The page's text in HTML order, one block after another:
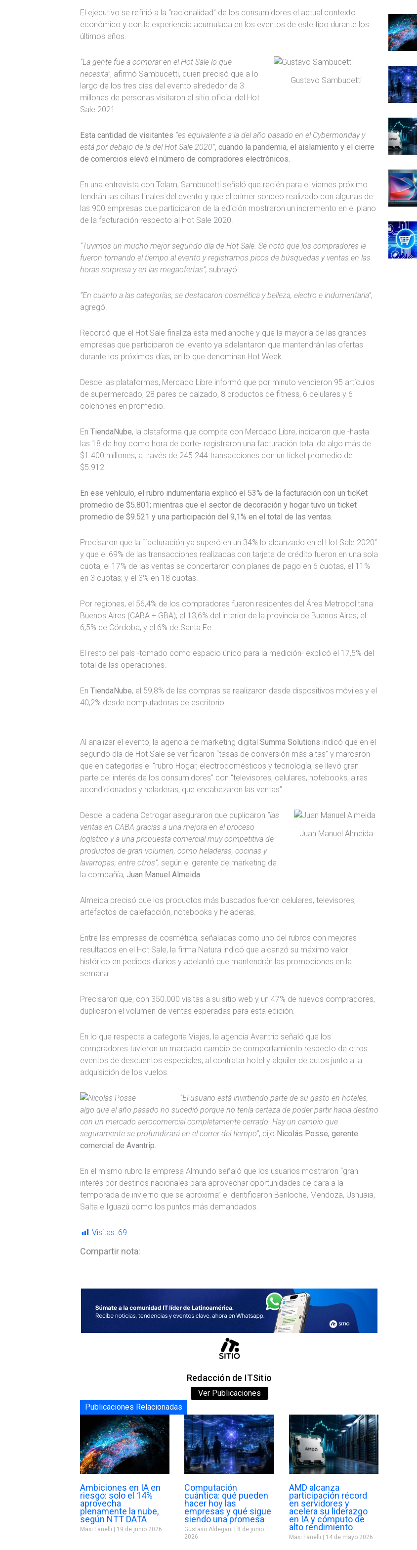
El ejecutivo se refirió a la “racionalidad” de los consumidores el actual contexto
económico y con la experiencia acumulada en los eventos de este tipo durante los
últimos años.
Gustavo Sambucetti
“La gente fue a comprar en el Hot Sale lo que
necesita”, afirmó Sambucetti, quien precisó que a lo
largo de los tres días del evento alrededor de 3
millones de personas visitaron el sitio oficial del Hot
Sale 2021.
Esta cantidad de visitantes “es equivalente a la del año pasado en el Cybermonday y
está por debajo de la del Hot Sale 2020”, cuando la pandemia, el aislamiento y el cierre
de comercios elevó el número de compradores electrónicos.
En una entrevista con Telam, Sambucetti señaló que recién para el viernes próximo
tendrán las cifras finales del evento y que el primer sondeo realizado con algunas de
las 900 empresas que participaron de la edición mostraron un incremento en el plano
de la facturación respecto al Hot Sale 2020.
“Tuvimos un mucho mejor segundo día de Hot Sale. Se notó que los compradores le
fueron tomando el tiempo al evento y registramos picos de búsquedas y ventas en las
horas sorpresa y en las megaofertas”, subrayó.
“En cuanto a las categorías, se destacaron cosmética y belleza, electro e indumentaria”,
agregó.
Recordó que el Hot Sale finaliza esta medianoche y que la mayoría de las grandes
empresas que participaron del evento ya adelantaron que mantendrán las ofertas
durante los próximos días, en lo que denominan Hot Week.
Desde las plataformas, Mercado Libre informó que por minuto vendieron 95 artículos
de supermercado, 28 pares de calzado, 8 productos de fitness, 6 celulares y 6
colchones en promedio.
En TiendaNube, la plataforma que compite con Mercado Libre, indicaron que -hasta
las 18 de hoy como hora de corte- registraron una facturación total de algo más de
$1.400 millones, a través de 245.244 transacciones con un ticket promedio de
$5.912.
En ese vehículo, el rubro indumentaria explicó el 53% de la facturación con un ticKet
promedio de $5.801; mientras que el sector de decoración y hogar tuvo un ticket
promedio de $9.521 y una participación del 9,1% en el total de las ventas.
Precisaron que la “facturación ya superó en un 34% lo alcanzado en el Hot Sale 2020”
y que el 69% de las transacciones realizadas con tarjeta de crédito fueron en una sola
cuota, el 17% de las ventas se concertaron con planes de pago en 6 cuotas, el 11%
en 3 cuotas; y el 3% en 18 cuotas.
Por regiones, el 56,4% de los compradores fueron residentes del Área Metropolitana
Buenos Aires (CABA + GBA); el 13,6% del interior de la provincia de Buenos Aires; el
6,5% de Córdoba; y el 6% de Santa Fe.
El resto del país -tomado como espacio único para la medición- explicó el 17,5% del
total de las operaciones.
En TiendaNube, el 59,8% de las compras se realizaron desde dispositivos móviles y el
40,2% desde computadoras de escritorio.
Al analizar el evento, la agencia de marketing digital Summa Solutions indicó que en el
segundo día de Hot Sale se verificaron “tasas de conversión más altas” y marcaron
que en categorías el “rubro Hogar, electrodomésticos y tecnología, se llevó gran
parte del interés de los consumidores” con “televisores, celulares, notebooks, aires
acondicionados y heladeras, que encabezaron las ventas”.
Juan Manuel Almeida
Desde la cadena Cetrogar aseguraron que duplicaron “las
ventas en CABA gracias a una mejora en el proceso
logístico y a una propuesta comercial muy competitiva de
productos de gran volumen, como heladeras, cocinas y
lavarropas, entre otros”, según el gerente de marketing de
la compañía, Juan Manuel Almeida.
Almeida precisó que los productos más buscados fueron celulares, televisores,
artefactos de calefacción, notebooks y heladeras.
Entre las empresas de cosmética, señaladas como uno del rubros con mejores
resultados en el Hot Sale, la firma Natura indicó que alcanzó su máximo valor
histórico en pedidos diarios y adelantó que mantendrán las promociones en la
semana.
Precisaron que, con 350.000 visitas a su sitio web y un 47% de nuevos compradores,
duplicaron el volumen de ventas esperadas para esta edición.
En lo que respecta a categoría Viajes, la agencia Avantrip señaló que los
compradores tuvieron un marcado cambio de comportamiento respecto de otros
eventos de descuentos especiales, al contratar hotel y alquiler de autos junto a la
adquisición de los vuelos.
“El usuario está invirtiendo parte de su gasto en hoteles,
algo que el año pasado no sucedió porque no tenía certeza de poder partir hacia destino
con un mercado aerocomercial completamente cerrado. Hay un cambio que
seguramente se profundizará en el correr del tiempo”, dijo Nicolás Posse, gerente
comercial de Avantrip.
En el mismo rubro la empresa Almundo señaló que los usuarios mostraron “gran
interés por destinos nacionales para aprovechar oportunidades de cara a la
temporada de invierno que se aproxima” e identificaron Bariloche, Mendoza, Ushuaia,
Salta e Iguazú como los puntos más demandados.
Visitas: 69
Compartir nota:
Redacción de ITSitio
Ver Publicaciones
Publicaciones Relacionadas
Ambiciones en IA en
riesgo: solo el 14%
aprovecha
plenamente la nube,
según NTT DATA
Maxi Fanelli 19 de junio 2026
Computación
cuántica: qué pueden
hacer hoy las
empresas y qué sigue
siendo una promesa
Gustavo Aldegani
8 de junio
2026
AMD alcanza
participación récord
en servidores y
acelera su liderazgo
en IA y cómputo de
alto rendimiento
Maxi Fanelli 14 de mayo 2026